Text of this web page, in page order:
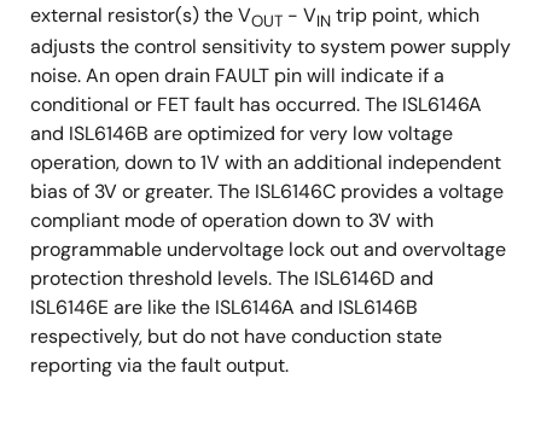
external resistor(s) the VOUT - VIN trip point, which
adjusts the control sensitivity to system power supply
noise. An open drain FAULT pin will indicate if a
conditional or FET fault has occurred. The ISL6146A
and ISL6146B are optimized for very low voltage
operation, down to 1V with an additional independent
bias of 3V or greater. The ISL6146C provides a voltage
compliant mode of operation down to 3V with
programmable undervoltage lock out and overvoltage
protection threshold levels. The ISL6146D and
ISL6146E are like the ISL6146A and ISL6146B
respectively, but do not have conduction state
reporting via the fault output.